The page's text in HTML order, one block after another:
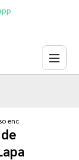
feminina
encontrar clinica de